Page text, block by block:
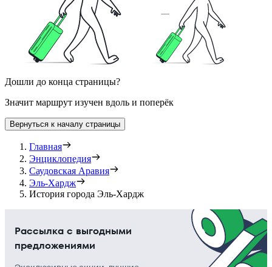
Дошли до конца страницы?
Значит маршрут изучен вдоль и поперёк
Вернуться к началу страницы
Главная
Энциклопедия
Саудовская Аравия
Эль-Хардж
История города Эль-Хардж
Рассылка с выгодными
предложениями